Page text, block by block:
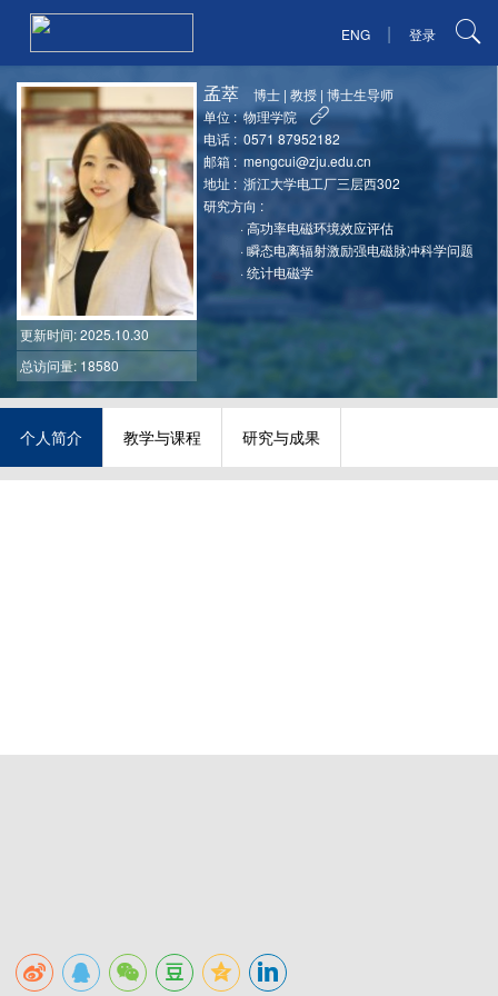
ENG | 登录
更新时间: 2025.10.30
总访问量: 18580
孟萃 博士 |教授 |博士生导师
单位 : 物理学院
电话 : 0571 87952182
邮箱 : mengcui@zju.edu.cn
地址 : 浙江大学电工厂三层西302
研究方向 :
·高功率电磁环境效应评估
·瞬态电离辐射激励强电磁脉冲科学问题
·统计电磁学
个人简介 教学与课程 研究与成果